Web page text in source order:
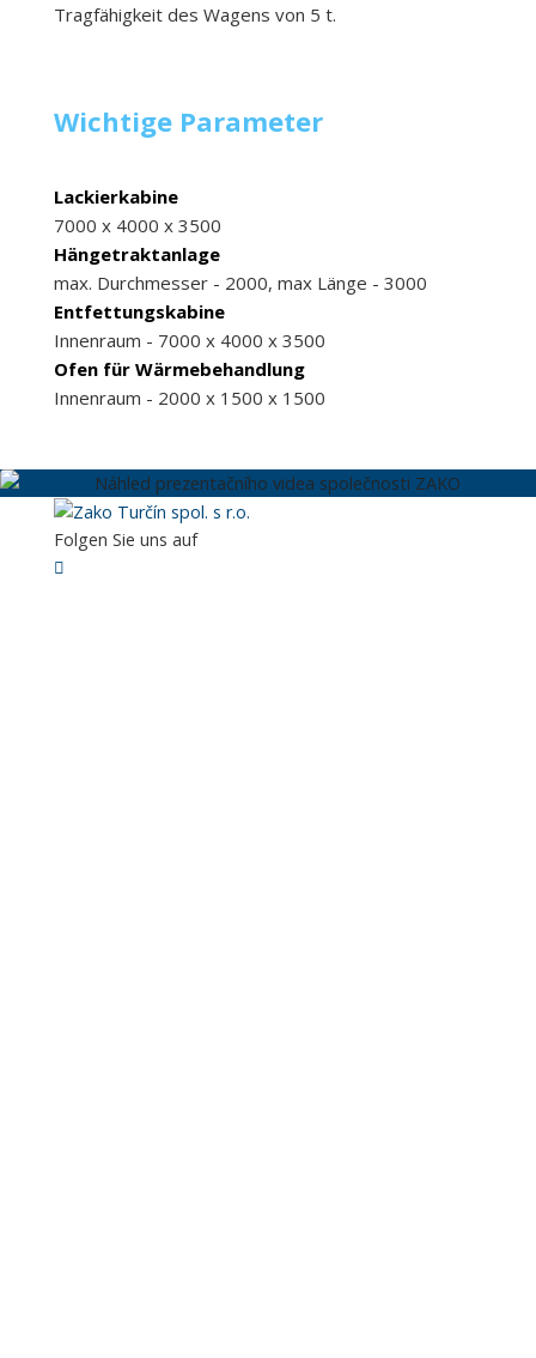
Tragfähigkeit des Wagens von 5 t.
Wichtige Parameter
Lackierkabine
7000 x 4000 x 3500
Hängetraktanlage
max. Durchmesser - 2000, max Länge - 3000
Entfettungskabine
Innenraum - 7000 x 4000 x 3500
Ofen für Wärmebehandlung
Innenraum - 2000 x 1500 x 1500
Folgen Sie uns auf